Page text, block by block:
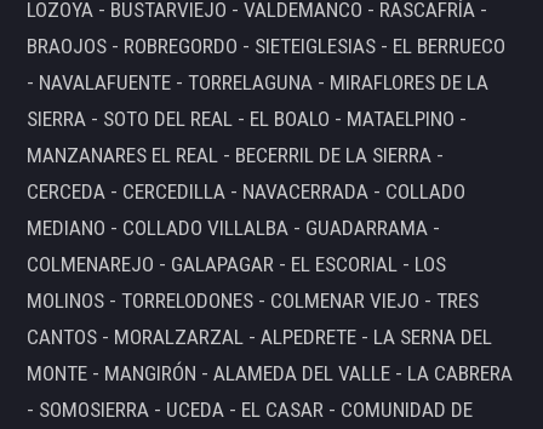
LOZOYA - BUSTARVIEJO - VALDEMANCO - RASCAFRÍA -
BRAOJOS - ROBREGORDO - SIETEIGLESIAS - EL BERRUECO
- NAVALAFUENTE - TORRELAGUNA - MIRAFLORES DE LA
SIERRA - SOTO DEL REAL - EL BOALO - MATAELPINO -
MANZANARES EL REAL - BECERRIL DE LA SIERRA -
CERCEDA - CERCEDILLA - NAVACERRADA - COLLADO
MEDIANO - COLLADO VILLALBA - GUADARRAMA -
COLMENAREJO - GALAPAGAR - EL ESCORIAL - LOS
MOLINOS - TORRELODONES - COLMENAR VIEJO - TRES
CANTOS - MORALZARZAL - ALPEDRETE - LA SERNA DEL
MONTE - MANGIRÓN - ALAMEDA DEL VALLE - LA CABRERA
- SOMOSIERRA - UCEDA - EL CASAR - COMUNIDAD DE